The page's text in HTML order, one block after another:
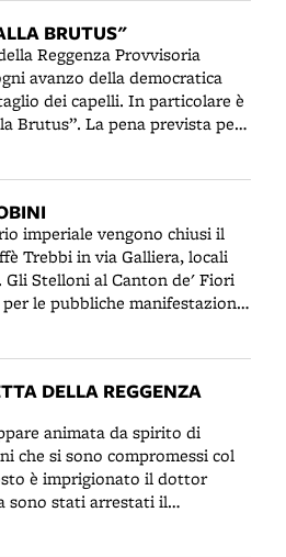
e primadonna anche al
e Giovanni Battista Gezzi.
da un ballo dal titolo
alle vincitrici armate
da Giuseppe de Rossi. Le
del pittore Mauro Berti. E'
di cavalleria e di fanteria
militari. Le quattro
celebrativi saranno le uniche
in una stagione teatrale
militari e politici.
BRUTUS"
Reggenza Provvisoria
avanzo della democratica
dei capelli. In particolare è
Brutus”. La pena prevista per
sconveniente, segno di
l'esilio dagli stati austriaci. Un
inverecondo” sarà
proibiti i vestiti “alla
democratica”, ma anche le
- divieto valido solo per gli
Dal 28 marzo 1800 sarà
ricamate a tre colori.
imperiale vengono chiusi il
Trebbi in via Galliera, locali
Stelloni al Canton de' Fiori
le pubbliche manifestazioni
di Giuseppe Gioannetti.
gli Affari pubblici". Il 2
libreria Bouchard e della
sotto il portico
distributori del
l'esilio. Viene chiusa anche
editore di Foscolo, che
inoltre proibiti i club,
allarmanti e perniciose”.
DELLA REGGENZA
animata da spirito di
che si sono compromessi col
è imprigionato il dottor
sono stati arrestati il
Sibaud, già membro